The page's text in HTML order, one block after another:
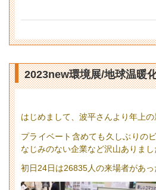
2023new環境展/地球温暖
はじめまして、波平さんより年上
プライベート含めても久しぶりの
なじみのない企業など沢山ありまし
初日24日は26835人の来場者があっ